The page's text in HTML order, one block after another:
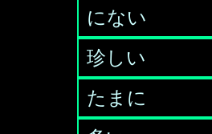
にない
珍しい
たまに